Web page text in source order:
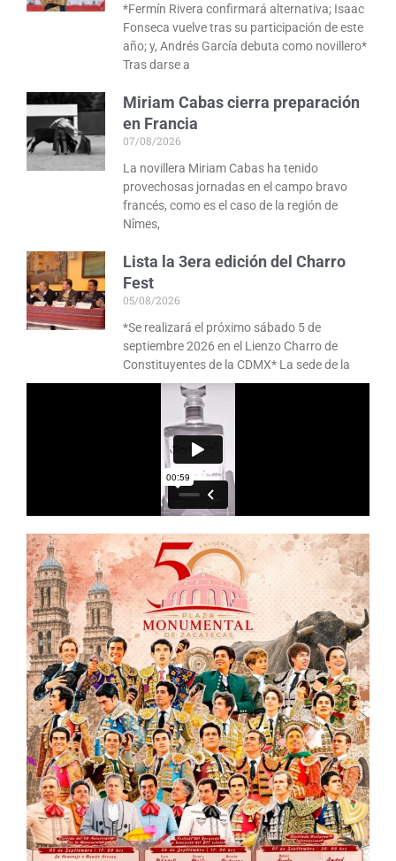
*Fermín Rivera confirmará alternativa; Isaac
Fonseca vuelve tras su participación de este
año; y, Andrés García debuta como novillero*
Tras darse a
Miriam Cabas cierra preparación
en Francia
07/08/2026
La novillera Miriam Cabas ha tenido
provechosas jornadas en el campo bravo
francés, como es el caso de la región de
Nîmes,
Lista la 3era edición del Charro
Fest
05/08/2026
*Se realizará el próximo sábado 5 de
septiembre 2026 en el Lienzo Charro de
Constituyentes de la CDMX* La sede de la